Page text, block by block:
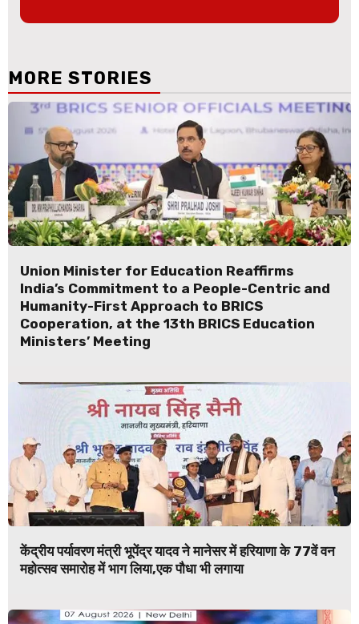
MORE STORIES
Union Minister for Education Reaffirms
India’s Commitment to a People-Centric and
Humanity-First Approach to BRICS
Cooperation, at the 13th BRICS Education
Ministers’ Meeting
केंद्रीय पर्यावरण मंत्री भूपेंद्र यादव ने मानेसर में हरियाणा के 77वें वन
महोत्सव समारोह में भाग लिया,एक पौधा भी लगाया